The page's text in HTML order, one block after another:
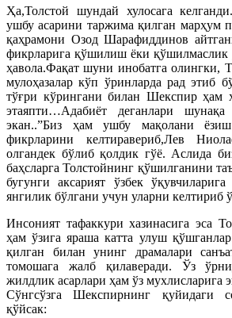
Ҳа,Толстой шундай хулосага
ушбу асарини таржима қилган марҳум
қаҳрамони Озод Шарафиддинов
фикрларига қўшилиш ёки қўшилмаслик
ҳавола.Фақат шуни инобатга олингки,
мулоҳазалар кўп ўринларда рад этиб
тўғри кўрингани билан Шекспир ҳам
этаяпти…Адабиёт деганлари
экан..”Биз ҳам ушбу мақолани
фикрларини келтиравериб,Лев
олгандек бўлиб қолдик гўё. Аслида
баҳсларга Толстойнинг қўшилганини
бугунги аксарият ўзбек
янгилик бўлгани учун уларни келтириб
Инсоният тафаккури хазинасига эса
ҳам ўзига яраша катта улуш
қилган билан унинг драмалари
томошага жалб қилаверади. Ўз
жилдлик асарлари ҳам ўз мухлисларига
Сўнгсўзга Шекспирнинг қуйидаги
қўйсак: